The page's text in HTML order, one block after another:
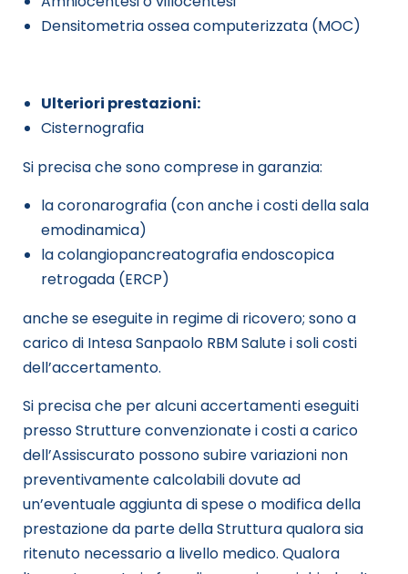
Densitometria ossea computerizzata (MOC)
Ulteriori prestazioni:
Cisternografia
Si precisa che sono comprese in garanzia:
la coronarografia (con anche i costi della sala
emodinamica)
la colangiopancreatografia endoscopica
retrogada (ERCP)
anche se eseguite in regime di ricovero; sono a
carico di Intesa Sanpaolo RBM Salute i soli costi
dell’accertamento.
Si precisa che per alcuni accertamenti eseguiti
presso Strutture convenzionate i costi a carico
dell’Assiscurato possono subire variazioni non
preventivamente calcolabili dovute ad
un’eventuale aggiunta di spese o modifica della
prestazione da parte della Struttura qualora sia
ritenuto necessario a livello medico. Qualora